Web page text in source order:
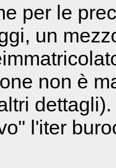
per le
un
non è
l'iter